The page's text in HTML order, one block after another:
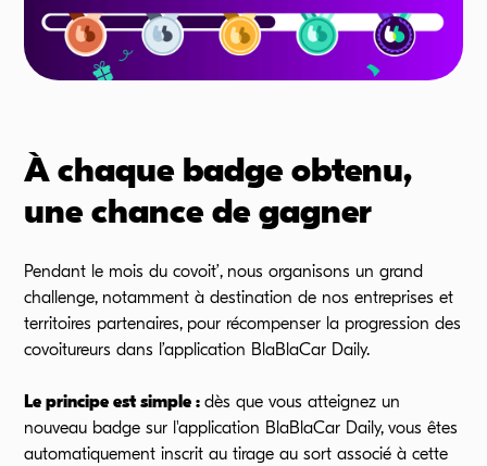
À chaque badge obtenu,
une chance de gagner
Pendant le mois du covoit’, nous organisons un grand
challenge, notamment à destination de nos entreprises et
territoires partenaires, pour récompenser la progression des
covoitureurs dans l’application BlaBlaCar Daily.
Le principe est simple :dès que vous atteignez un
nouveau badge sur l'application BlaBlaCar Daily, vous êtes
automatiquement inscrit au tirage au sort associé à cette